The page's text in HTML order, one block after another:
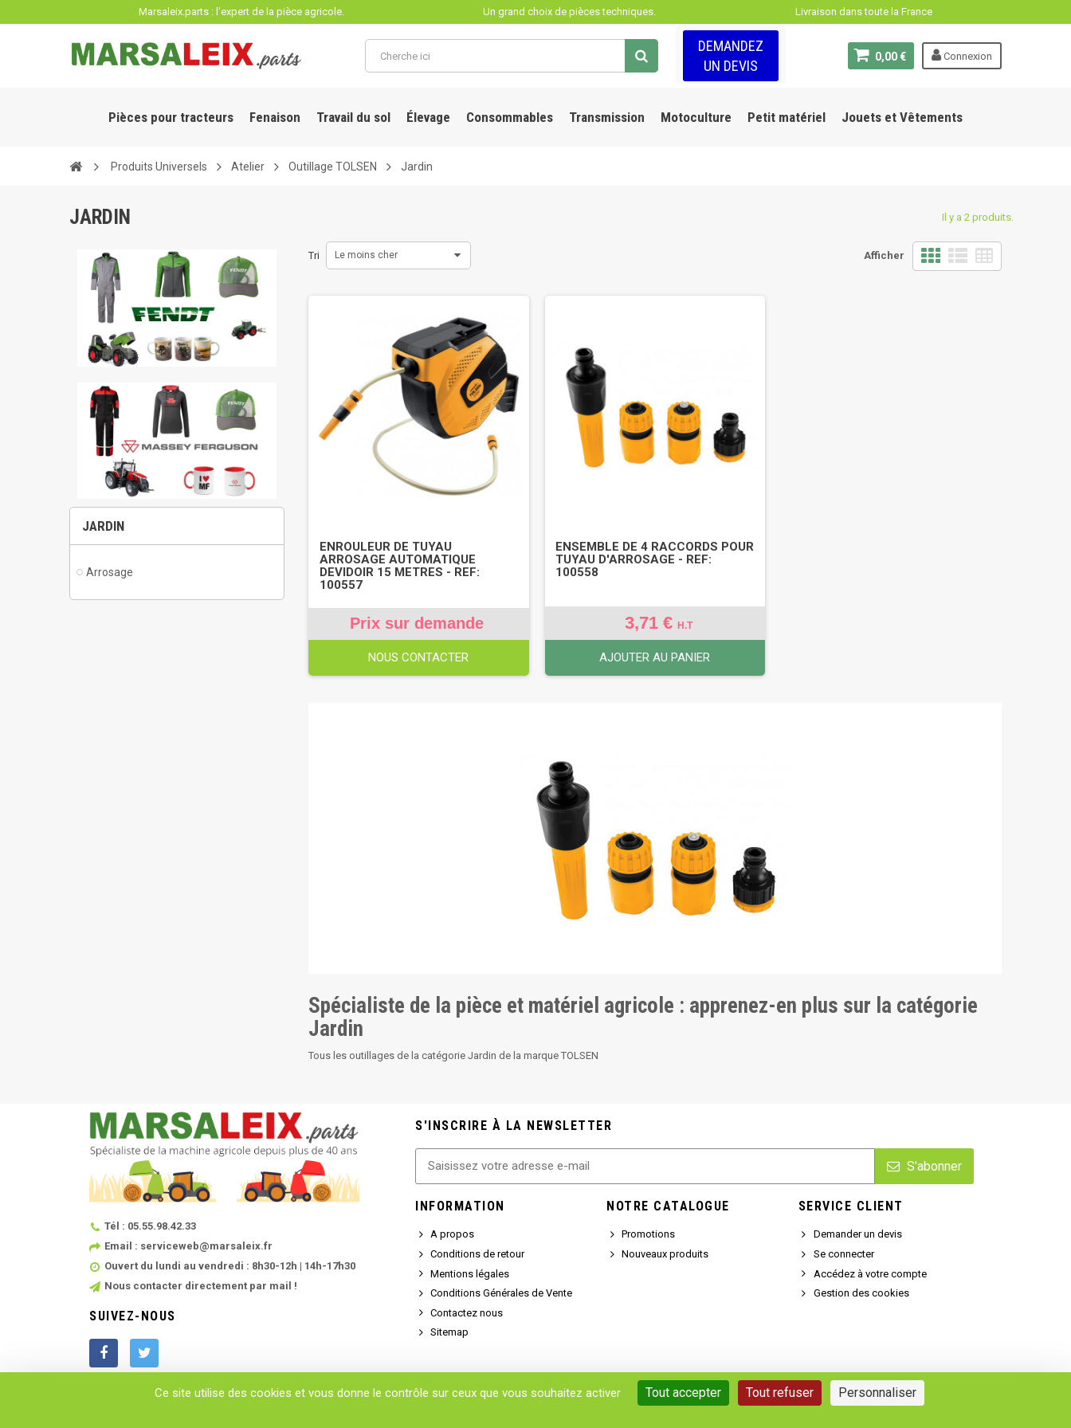
Marsaleix.parts : l'expert de la pièce agricole. Un grand choix de pièces techniques. Livraison dans toute la France
Connexion
0,00 €
DEMANDEZ
UN DEVIS
Pièces pour tracteurs Fenaison Travail du sol Élevage Consommables Transmission Motoculture Petit matériel Jouets et Vêtements
Produits Universels Atelier Outillage TOLSEN Jardin
JARDIN Il y a 2 produits.
JARDIN
Arrosage
Afficher
Tri Le moins cher
ENROULEUR DE TUYAU
ARROSAGE AUTOMATIQUE
DEVIDOIR 15 METRES - REF:
100557
Prix sur demande
NOUS CONTACTER
ENSEMBLE DE 4 RACCORDS POUR
TUYAU D'ARROSAGE - REF:
100558
3,71 €H.T
AJOUTER AU PANIER
Spécialiste de la pièce et matériel agricole : apprenez-en plus sur la catégorie
Jardin
Tous les outillages de la catégorie Jardin de la marque TOLSEN
Tél : 05.55.98.42.33
Email : serviceweb@marsaleix.fr
Ouvert du lundi au vendredi : 8h30-12h | 14h-17h30
Nous contacter directement par mail !
SUIVEZ-NOUS
S'INSCRIRE À LA NEWSLETTER
S'abonner
INFORMATION
A propos
Conditions de retour
Mentions légales
Conditions Générales de Vente
Contactez nous
Sitemap
NOTRE CATALOGUE
Promotions
Nouveaux produits
SERVICE CLIENT
Demander un devis
Se connecter
Accédez à votre compte
Gestion des cookies
Panneau de gestion des cookies
Ce site utilise des cookies et vous donne le contrôle sur ceux que vous souhaitez activer Tout accepter Tout refuser Personnaliser